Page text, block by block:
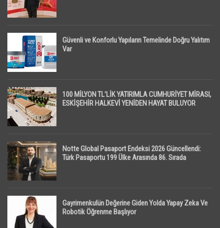
Güvenli ve Konforlu Yapıların Temelinde Doğru Yalıtım
Var
100 MİLYON TL’LİK YATIRIMLA CUMHURİYET MİRASI,
ESKİŞEHİR HALKEVİ YENİDEN HAYAT BULUYOR
Notte Global Pasaport Endeksi 2026 Güncellendi:
Türk Pasaportu 199 Ülke Arasında 86. Sırada
Gayrimenkulün Değerine Giden Yolda Yapay Zeka Ve
Robotik Öğrenme Başlıyor